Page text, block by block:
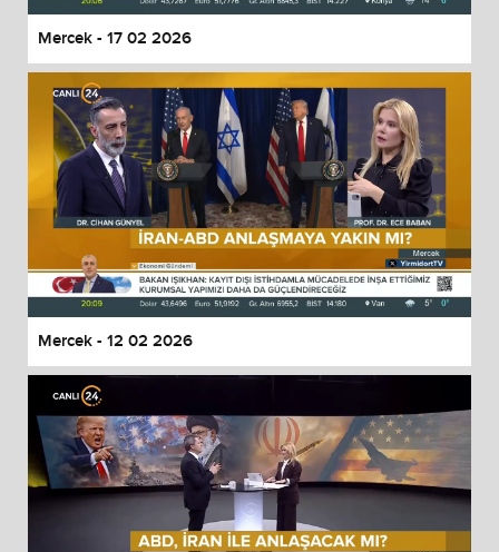
Mercek - 17 02 2026
Mercek - 12 02 2026